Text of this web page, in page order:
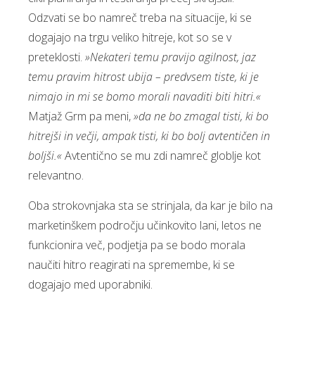
Odzvati se bo namreč treba na situacije, ki se
dogajajo na trgu veliko hitreje, kot so se v
preteklosti. »Nekateri temu pravijo agilnost, jaz
temu pravim hitrost ubija – predvsem tiste, ki je
nimajo in mi se bomo morali navaditi biti hitri.«
Matjaž Grm pa meni,»da ne bo zmagal tisti, ki bo
hitrejši in večji, ampak tisti, ki bo bolj avtentičen in
boljši.«Avtentično se mu zdi namreč globlje kot
relevantno.
Oba strokovnjaka sta se strinjala, da kar je bilo na
marketinškem področju učinkovito lani, letos ne
funkcionira več, podjetja pa se bodo morala
naučiti hitro reagirati na spremembe, ki se
dogajajo med uporabniki.